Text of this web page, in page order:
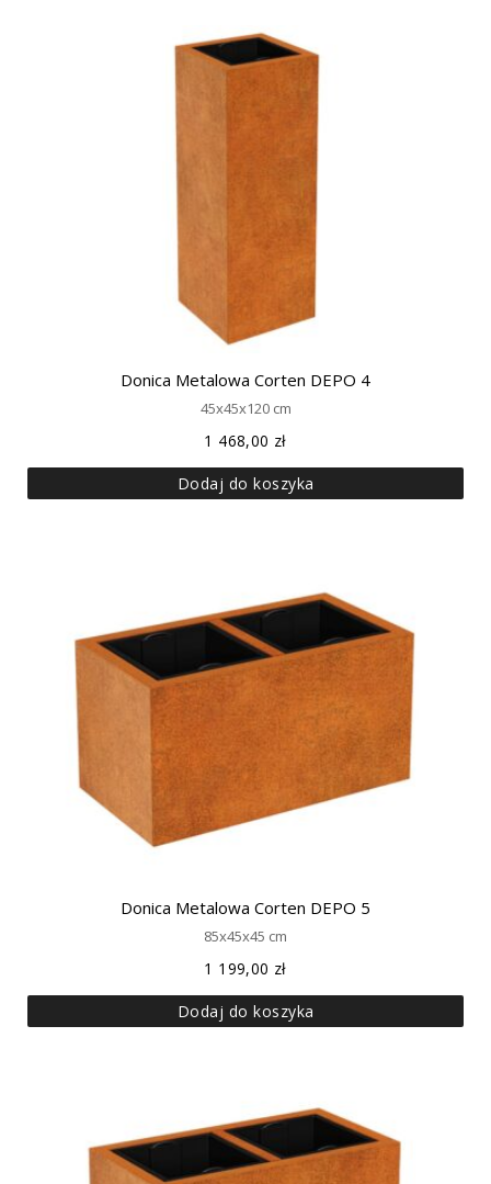
Donica Metalowa Corten DEPO 4
45x45x120 cm
1 468,00 zł
Dodaj do koszyka
Donica Metalowa Corten DEPO 5
85x45x45 cm
1 199,00 zł
Dodaj do koszyka